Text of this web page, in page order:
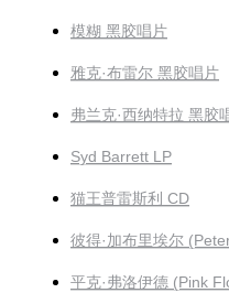
模糊 黑胶唱片
雅克·布雷尔 黑胶唱片
弗兰克·西纳特拉 黑胶
Syd Barrett LP
猫王普雷斯利 CD
彼得·加布里埃尔
平克·弗洛伊德 (Pink